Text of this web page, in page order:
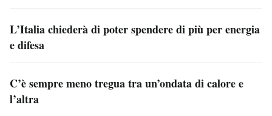
L’Italia chiederà di poter spendere di più per energia
e difesa
C’è sempre meno tregua tra un’ondata di calore e
l’altra